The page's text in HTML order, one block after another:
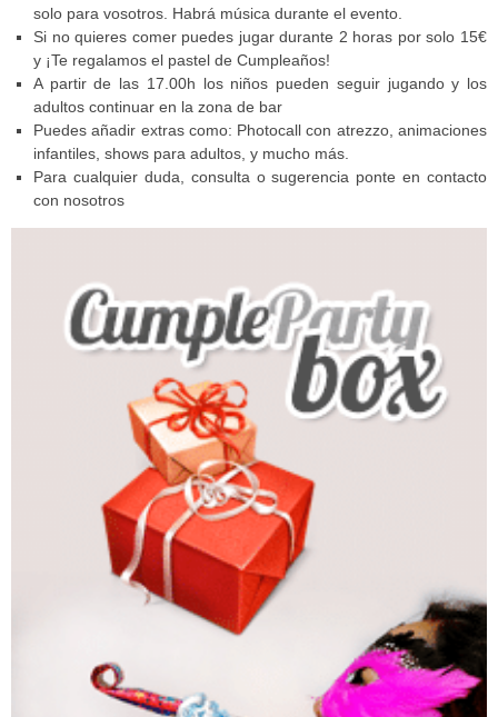
solo para vosotros. Habrá música durante el evento.
Si no quieres comer puedes jugar durante 2 horas por solo 15€
y ¡Te regalamos el pastel de Cumpleaños!
A partir de las 17.00h los niños pueden seguir jugando y los
adultos continuar en la zona de bar
Puedes añadir extras como: Photocall con atrezzo, animaciones
infantiles, shows para adultos, y mucho más.
Para cualquier duda, consulta o sugerencia ponte en contacto
con nosotros